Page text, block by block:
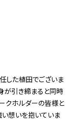
した植田でございま
が引き締まると同時
クホルダーの皆様と
い想いを抱いていま